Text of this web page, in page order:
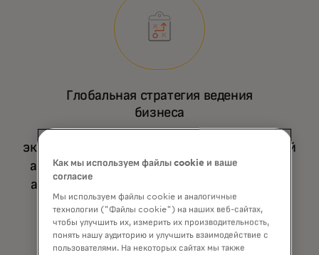
Глобальная стратегия ведения
бизнеса
экспертиза в области платежей, рыночной
аналитики и инсайтов, необходимых для
адаптации ресурсов в интересах вашего
бизнеса.
Как мы используем файлы cookie и ваше
согласие
Мы используем файлы cookie и аналогичные
технологии ("Файлы cookie") на наших веб-сайтах,
чтобы улучшить их, измерить их производительность,
понять нашу аудиторию и улучшить взаимодействие с
пользователями. На некоторых сайтах мы также